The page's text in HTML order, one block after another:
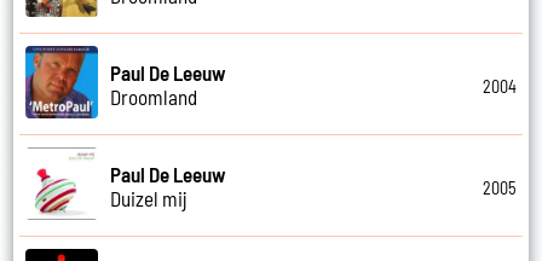
Paul De Leeuw
Droomland
2004
Paul De Leeuw
Duizel mij
2005